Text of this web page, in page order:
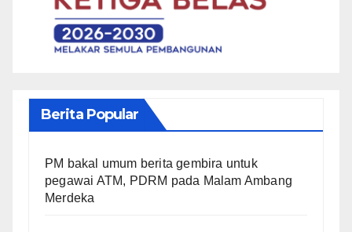
Berita Popular
PM bakal umum berita gembira untuk
pegawai ATM, PDRM pada Malam Ambang
Merdeka